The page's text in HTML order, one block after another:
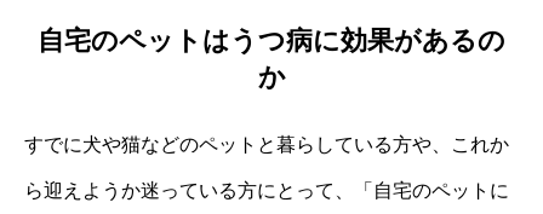
自宅のペットはうつ病に効果があるの
か
すでに犬や猫などのペットと暮らしている方や、これか
ら迎えようか迷っている方にとって、「自宅のペットに